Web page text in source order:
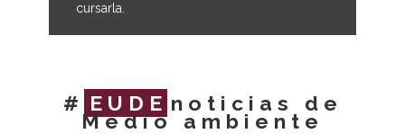
cursarla.
# EUDE noticias de
Medio ambiente